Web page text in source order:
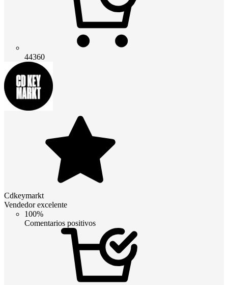
44360
Cdkeymarkt
Vendedor excelente
100%
Comentarios positivos